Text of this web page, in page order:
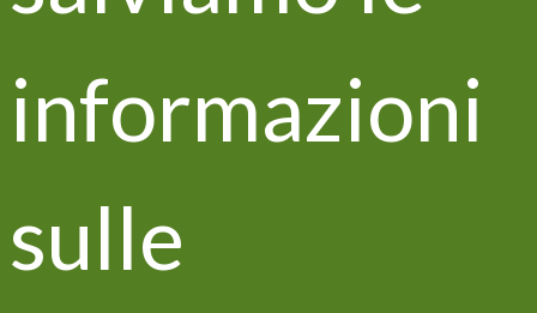
Aggiornamenti e news
Life VITISOM tra i partecipanti a
EIP-AGRI Seminar
informazioni
sulle